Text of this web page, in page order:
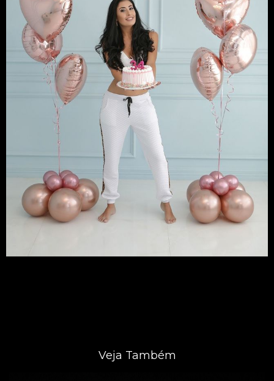
Veja Também